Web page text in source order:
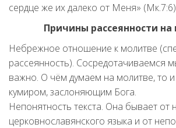
сердце же их далеко от Меня»
Причины рассеянности
Небрежное отношение к молитве
рассеянность). Сосредотачиваемся
важно. О чём думаем на молитве, то и
кумиром, заслоняющим Бога.
Непонятность текста. Она бывает от
церковнославянского языка и от